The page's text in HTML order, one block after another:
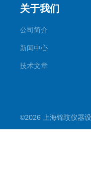
关于我们
公司简介
新闻中心
技术文章
©2026 上海锦玟仪器